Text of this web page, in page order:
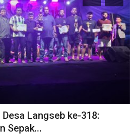
Langseb ke-318:
Sepak...